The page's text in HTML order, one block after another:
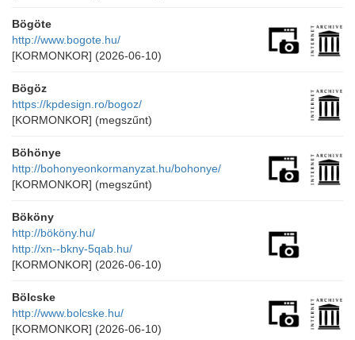
Bögöte
http://www.bogote.hu/
[KORMONKOR] (2026-06-10)
Bögöz
https://kpdesign.ro/bogoz/
[KORMONKOR] (megszűnt)
Böhönye
http://bohonyeonkormanyzat.hu/bohonye/
[KORMONKOR] (megszűnt)
Bököny
http://bököny.hu/
http://xn--bkny-5qab.hu/
[KORMONKOR] (2026-06-10)
Bölcske
http://www.bolcske.hu/
[KORMONKOR] (2026-06-10)